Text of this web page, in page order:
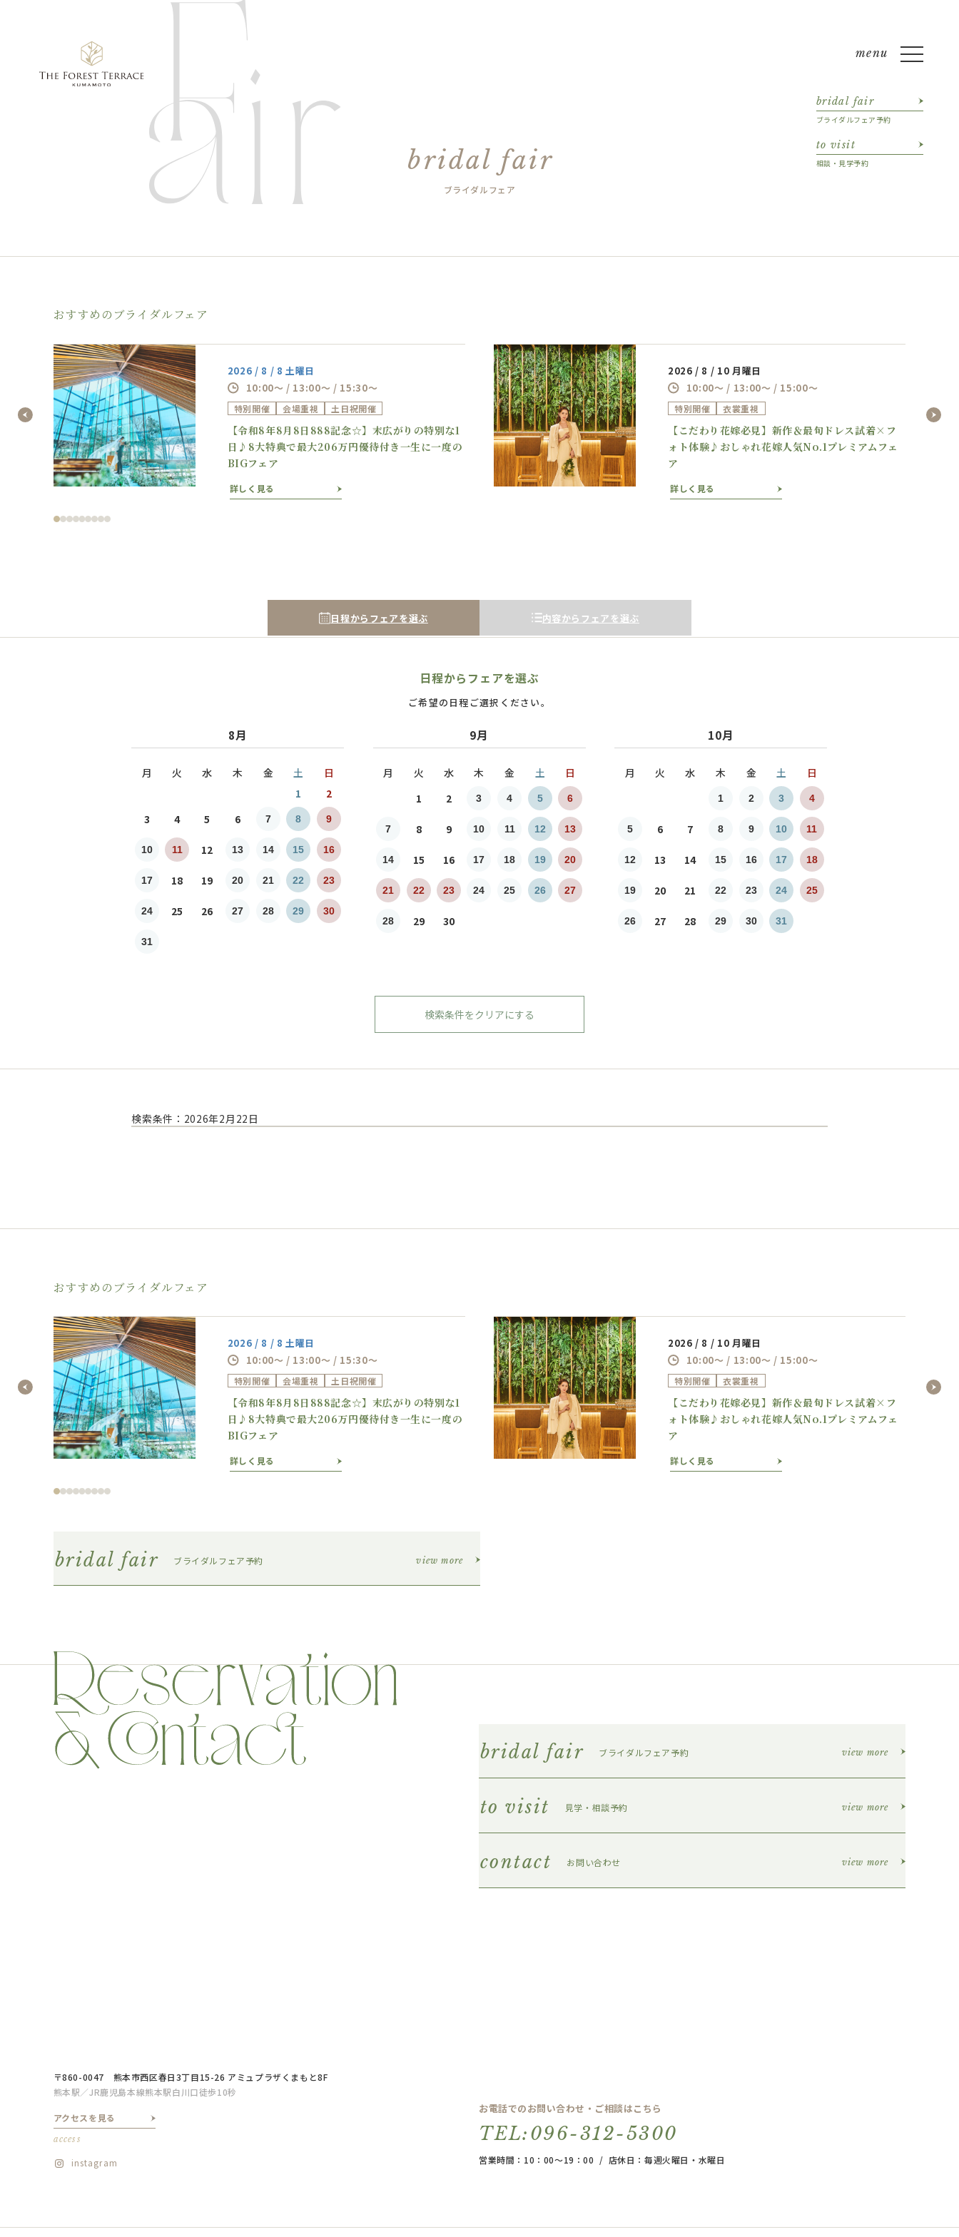
bridal fair
ブライダルフェア予約
to visit
相談・見学予約
bridal fair
ブライダルフェア
おすすめのブライダルフェア
Previous
2026 / 8 / 8 土曜日
10:00～ / 13:00～ / 15:30～
特別開催 会場重視 土日祝開催
【令和8年8月8日888記念☆】末広がりの特別な1
日♪8大特典で最大206万円優待付き一生に一度の
BIGフェア
詳しく見る
2026 / 8 / 10 月曜日
10:00～ / 13:00～ / 15:00～
特別開催 衣裳重視
【こだわり花嫁必見】新作＆最旬ドレス試着×フ
ォト体験♪おしゃれ花嫁人気No.1プレミアムフェ
ア
詳しく見る
Next
日程からフェアを選ぶ 内容からフェアを選ぶ
日程からフェアを選ぶ
ご希望の日程ご選択ください。
8月
月 火 水 木 金 土
日
1
2
3
4 5 6 7 8 9
10 11 12 13 14 15 16
17 18 19 20 21 22 23
24 25 26 27 28 29 30
31
9月
月 火 水 木 金 土
日
1
2 3 4 5 6
7 8 9 10 11 12 13
14 15 16 17 18 19 20
21 22 23 24 25 26 27
28 29 30
10月
月 火 水 木 金 土 日
1 2 3 4
5 6 7 8 9 10 11
12 13 14 15 16 17 18
19 20 21 22 23 24 25
26 27 28 29 30 31
検索条件をクリアにする
検索条件：2026年2月22日
おすすめのブライダルフェア
Previous
2026 / 8 / 8 土曜日
10:00～ / 13:00～ / 15:30～
特別開催 会場重視 土日祝開催
【令和8年8月8日888記念☆】末広がりの特別な1
日♪8大特典で最大206万円優待付き一生に一度の
BIGフェア
詳しく見る
2026 / 8 / 10 月曜日
10:00～ / 13:00～ / 15:00～
特別開催 衣裳重視
【こだわり花嫁必見】新作＆最旬ドレス試着×フ
ォト体験♪おしゃれ花嫁人気No.1プレミアムフェ
ア
詳しく見る
Next
bridal fair ブライダルフェア予約 view more
bridal fair ブライダルフェア予約 view more
to visit 見学・相談予約 view more
contact お問い合わせ view more
お電話でのお問い合わせ・ご相談はこちら
TEL:096-312-5300
営業時間：10：00～19：00 / 店休日：毎週火曜日・水曜日
〒860-0047 熊本市西区春日3丁目15-26 アミュプラザくまもと8F
熊本駅／JR鹿児島本線熊本駅白川口徒歩10秒
アクセスを見る
access
instagram